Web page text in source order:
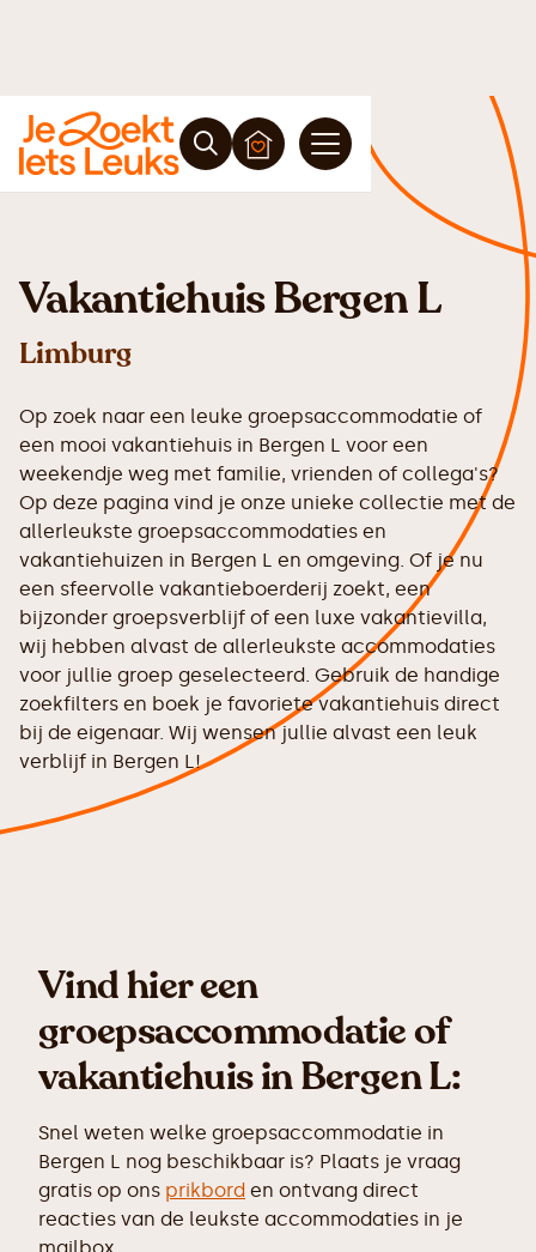
Vakantiehuis Bergen L
Limburg
Op zoek naar een leuke groepsaccommodatie of
een mooi vakantiehuis in Bergen L voor een
weekendje weg met familie, vrienden of collega's?
Op deze pagina vind je onze unieke collectie met de
allerleukste groepsaccommodaties en
vakantiehuizen in Bergen L en omgeving. Of je nu
een sfeervolle vakantieboerderij zoekt, een
bijzonder groepsverblijf of een luxe vakantievilla,
wij hebben alvast de allerleukste accommodaties
voor jullie groep geselecteerd. Gebruik de handige
zoekfilters en boek je favoriete vakantiehuis direct
bij de eigenaar. Wij wensen jullie alvast een leuk
verblijf in Bergen L!
Vind hier een
groepsaccommodatie of
vakantiehuis in Bergen L:
Snel weten welke groepsaccommodatie in
Bergen L nog beschikbaar is? Plaats je vraag
gratis op ons prikbord en ontvang direct
reacties van de leukste accommodaties in je